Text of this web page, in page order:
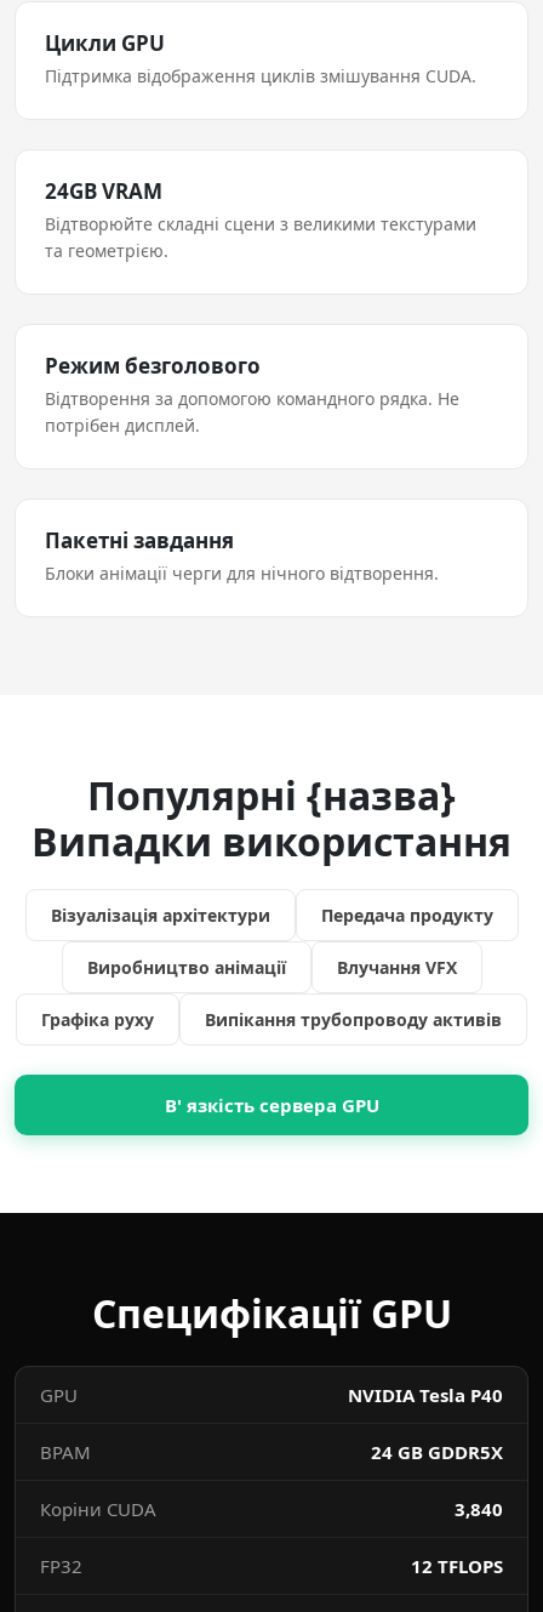
Цикли GPU
Підтримка відображення циклів змішування CUDA.
24GB VRAM
Відтворюйте складні сцени з великими текстурами
та геометрією.
Режим безголового
Відтворення за допомогою командного рядка. Не
потрібен дисплей.
Пакетні завдання
Блоки анімації черги для нічного відтворення.
Популярні {назва}
Випадки використання
Візуалізація архітектури Передача продукту
Виробництво анімації Влучання VFX
Графіка руху Випікання трубопроводу активів
В' язкість сервера GPU
Специфікації GPU
GPU NVIDIA Tesla P40
ВРАМ 24 GB GDDR5X
Коріни CUDA 3,840
FP32 12 TFLOPS